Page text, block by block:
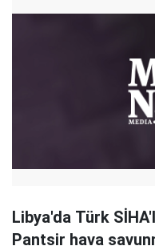
Libya'da Türk
Pantsir hava